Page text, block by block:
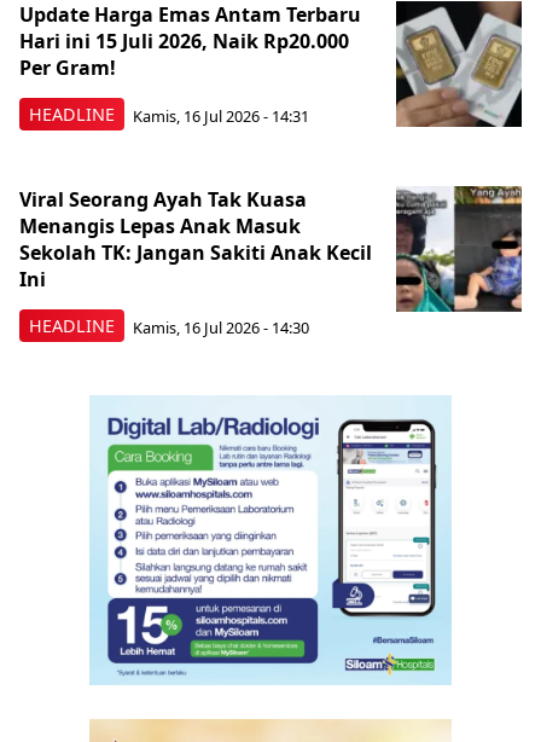
HEADLINE
Update Harga Emas Antam Terbaru
Hari ini 15 Juli 2026, Naik Rp20.000
Per Gram!
Kamis, 16 Jul 2026 - 14:31
HEADLINE
Viral Seorang Ayah Tak Kuasa
Menangis Lepas Anak Masuk
Sekolah TK: Jangan Sakiti Anak Kecil
Ini
Kamis, 16 Jul 2026 - 14:30